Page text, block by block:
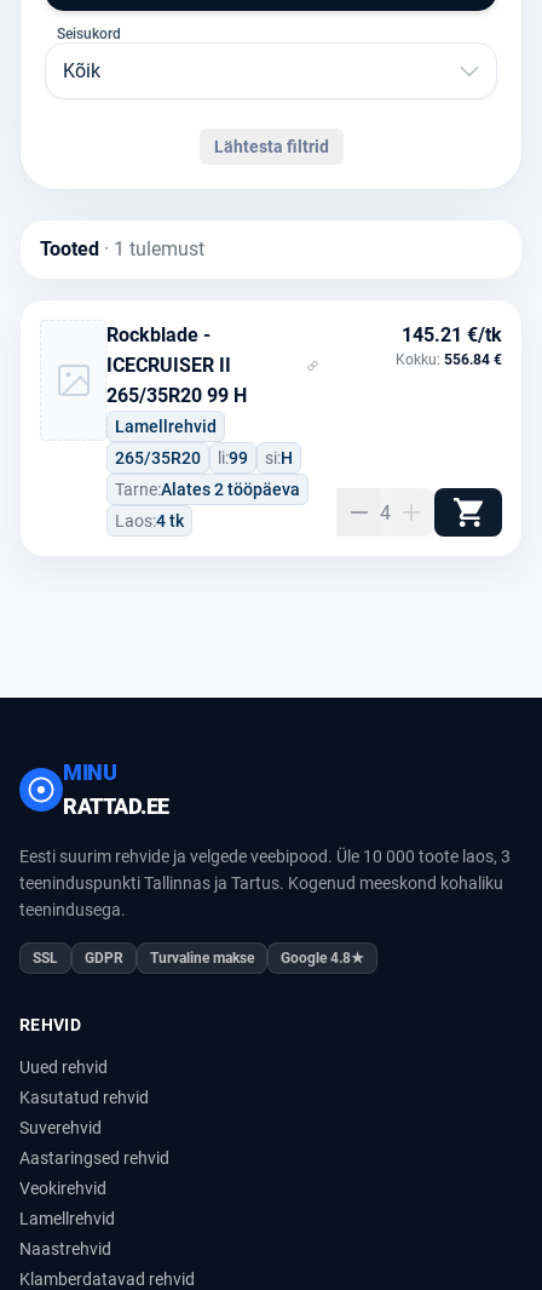
Seisukord
Kõik
Lähtesta filtrid
Tooted · 1 tulemust
Rockblade -
ICECRUISER II
265/35R20 99 H
Lamellrehvid
265/35R20
li:99 si:H
Tarne:Alates 2 tööpäeva
Laos:4 tk
145.21 €/tk
Kokku: 556.84 €
4
MINU
RATTAD.EE
Eesti suurim rehvide ja velgede veebipood. Üle 10 000 toote laos, 3
teeninduspunkti Tallinnas ja Tartus. Kogenud meeskond kohaliku
teenindusega.
SSL GDPR Turvaline makse Google 4.8★
REHVID
Uued rehvid
Kasutatud rehvid
Suverehvid
Aastaringsed rehvid
Veokirehvid
Lamellrehvid
Naastrehvid
Klamberdatavad rehvid